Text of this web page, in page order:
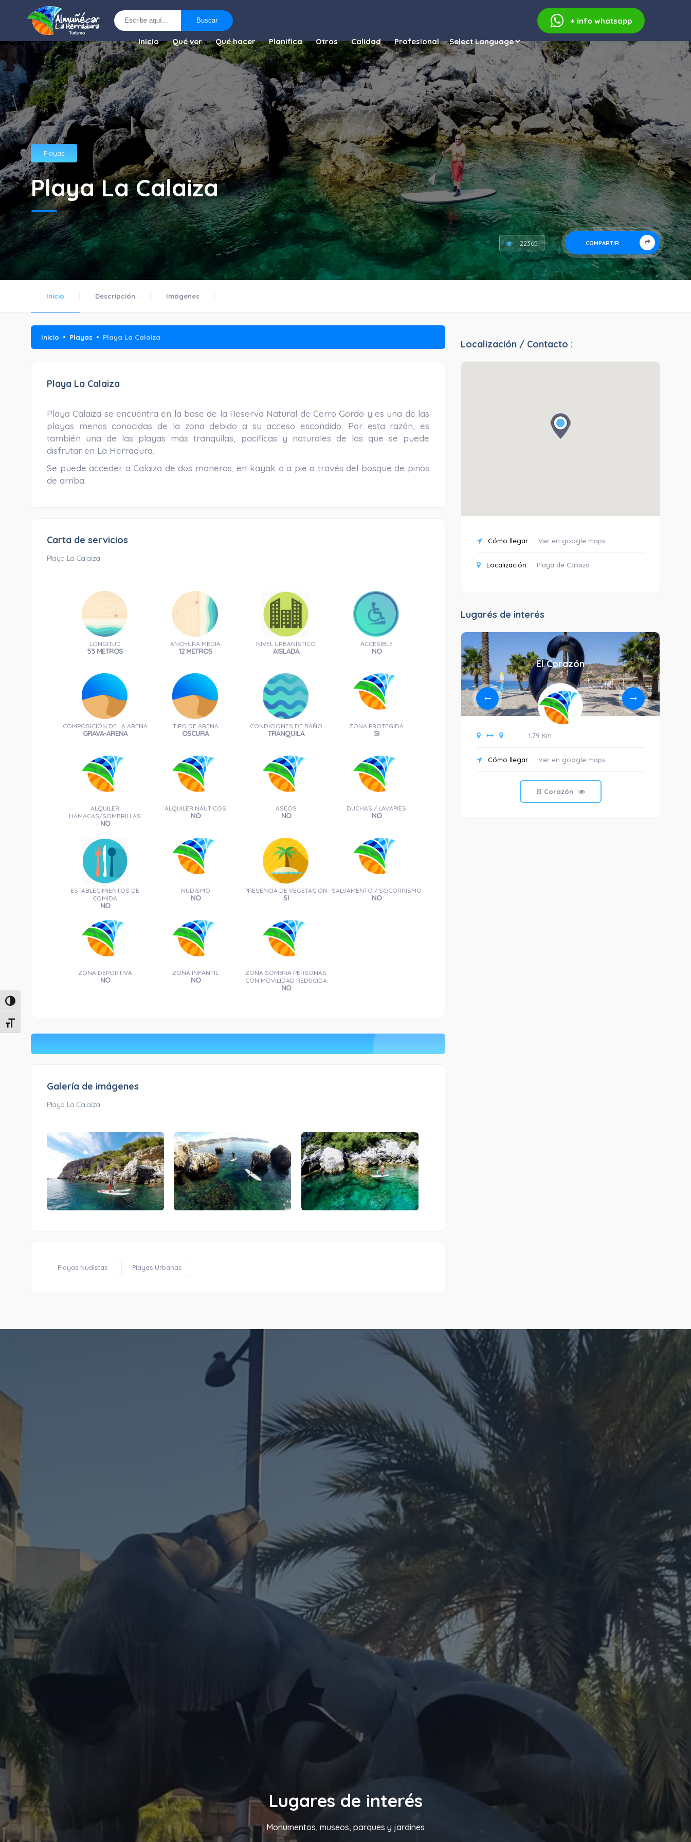
Alternar alto contraste
Alternar tamaño de letra
Buscar + info whatsapp
Inicio Qué ver Qué hacer Planifica Otros Calidad Profesional
Playas
Playa La Calaiza
COMPARTIR
22365
Inicio Descripción Imágenes
Inicio Playas Playa La Calaiza
Playa La Calaiza
Playa Calaiza se encuentra en la base de la Reserva Natural de Cerro Gordo y es una de las
playas menos conocidas de la zona debido a su acceso escondido. Por esta razón, es
también una de las playas más tranquilas, pacíficas y naturales de las que se puede
disfrutar en La Herradura.
Se puede acceder a Calaiza de dos maneras, en kayak o a pie a través del bosque de pinos
de arriba.
Carta de servicios
Playa La Calaiza
LONGITUD
55 METROS
ANCHURA MEDIA
12 METROS
NIVEL URBANÍSTICO
AISLADA
ACCESIBLE
NO
COMPOSICIÓN DE LA ARENA
GRAVA-ARENA
TIPO DE ARENA
OSCURA
CONDICIONES DE BAÑO
TRANQUILA
ZONA PROTEGIDA
SI
ALQUILER
HAMACAS/SOMBRILLAS
NO
ALQUILER NÁUTICOS
NO
ASEOS
NO
DUCHAS / LAVAPIES
NO
ESTABLECIMIENTOS DE
COMIDA
NO
NUDISMO
NO
PRESENCIA DE VEGETACIÓN
SI
SALVAMENTO / SOCORRISMO
NO
ZONA DEPORTIVA
NO
ZONA INFANTIL
NO
ZONA SOMBRA PERSONAS
CON MOVILIDAD REDUCIDA
NO
Galería de imágenes
Playa La Calaiza
Playas Nudistas Playas Urbanas
Localización / Contacto :
Cómo llegar Ver en google maps
Localización Playa de Calaiza
Lugarés de interés
Cómo llegar Ver en google maps
Teléfono: (+34) 958061645
Castillo de La Herradura
El Corazón
1.79 Km
Cómo llegar Ver en google maps
El Corazón
Lugares de interés
Monumentos, museos, parques y jardines